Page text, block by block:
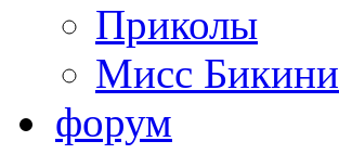
Приколы
Мисс Бикини
форум